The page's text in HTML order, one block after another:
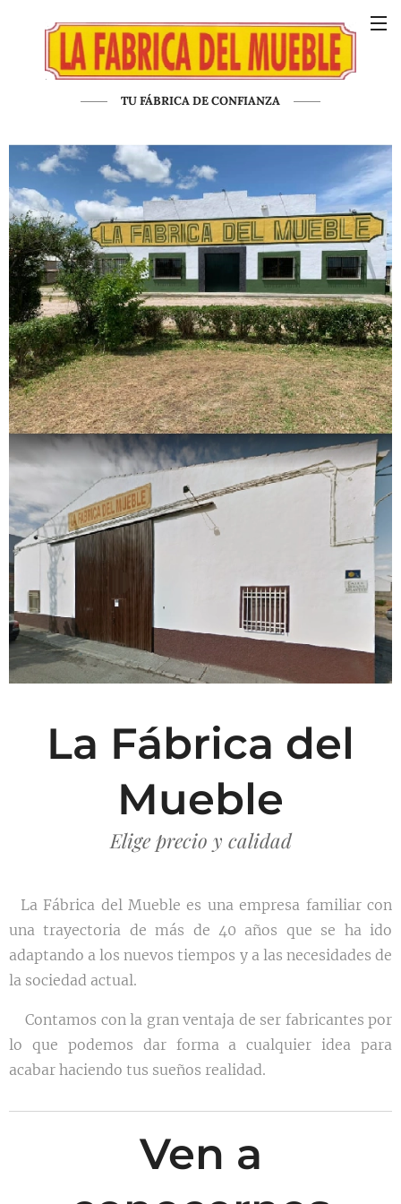
TU FÁBRICA DE CONFIANZA
La Fábrica del
Mueble
Elige precio y calidad
La Fábrica del Mueble es una empresa familiar con
una trayectoria de más de 40 años que se ha ido
adaptando a los nuevos tiempos y a las necesidades de
la sociedad actual.
Contamos con la gran ventaja de ser fabricantes por
lo que podemos dar forma a cualquier idea para
acabar haciendo tus sueños realidad.
Ven a